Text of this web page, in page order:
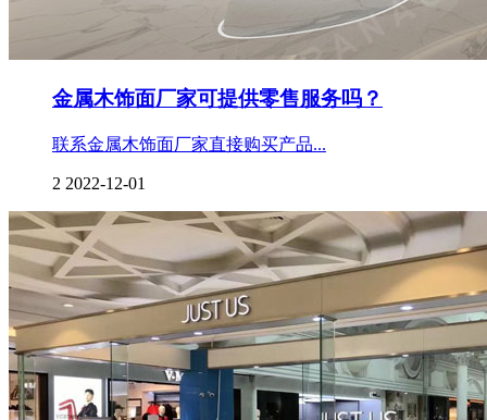
金属木饰面厂家可提供零售服务吗？
联系金属木饰面厂家直接购买产品...
2 2022-12-01